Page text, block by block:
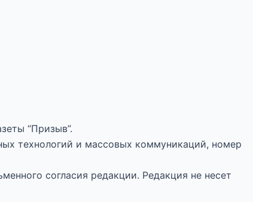
“Призыв”.
технологий и массовых коммуникаций, номер
согласия редакции. Редакция не несет